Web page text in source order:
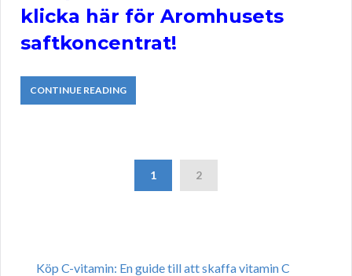
klicka här för Aromhusets
saftkoncentrat!
CONTINUE READING
1 2
Köp C-vitamin: En guide till att skaffa vitamin C